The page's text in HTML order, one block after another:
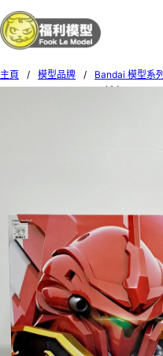
主頁 / 模型品牌 / Bandai 模型系列